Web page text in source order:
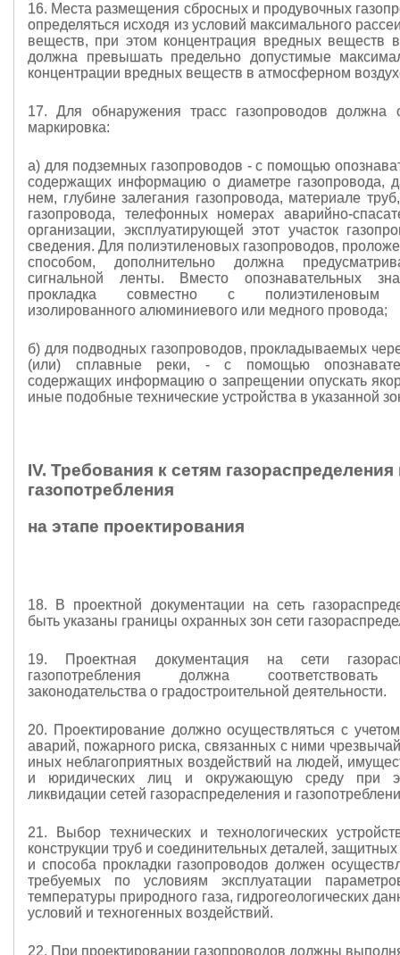
16. Места размещения сбросных и продувочных
определяться исходя из условий максимального
веществ, при этом концентрация вредных веществ
должна превышать предельно допустимые
концентрации вредных веществ в атмосферном
17. Для обнаружения трасс газопроводов должна
маркировка:
а) для подземных газопроводов - с помощью
содержащих информацию о диаметре газопровода,
нем, глубине залегания газопровода, материале
газопровода, телефонных номерах аварийно-
организации, эксплуатирующей этот участок
сведения. Для полиэтиленовых газопроводов,
способом, дополнительно должна
сигнальной ленты. Вместо опознавательных
прокладка совместно с полиэтиленовым
изолированного алюминиевого или медного провода;
б) для подводных газопроводов, прокладываемых
(или) сплавные реки, - с помощью
содержащих информацию о запрещении опускать
иные подобные технические устройства в указанной
IV. Требования к сетям газораспределения
газопотребления
на этапе проектирования
18. В проектной документации на сеть
быть указаны границы охранных зон сети
19. Проектная документация на сети
газопотребления должна соответствовать
законодательства о градостроительной деятельности.
20. Проектирование должно осуществляться с
аварий, пожарного риска, связанных с ними
иных неблагоприятных воздействий на людей,
и юридических лиц и окружающую среду при
ликвидации сетей газораспределения и
21. Выбор технических и технологических
конструкции труб и соединительных деталей,
и способа прокладки газопроводов должен
требуемых по условиям эксплуатации
температуры природного газа, гидрогеологических
условий и техногенных воздействий.
22. При проектировании газопроводов должны